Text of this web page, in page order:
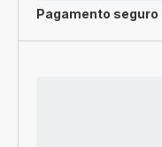
Pagamento seguro